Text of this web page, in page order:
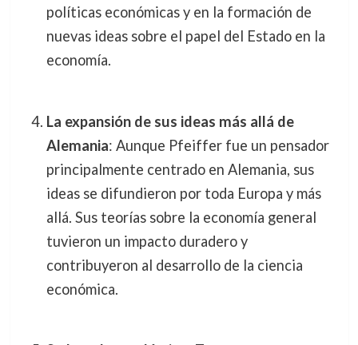
políticas económicas y en la formación de
nuevas ideas sobre el papel del Estado en la
economía.
La expansión de sus ideas más allá de
Alemania: Aunque Pfeiffer fue un pensador
principalmente centrado en Alemania, sus
ideas se difundieron por toda Europa y más
allá. Sus teorías sobre la economía general
tuvieron un impacto duradero y
contribuyeron al desarrollo de la ciencia
económica.